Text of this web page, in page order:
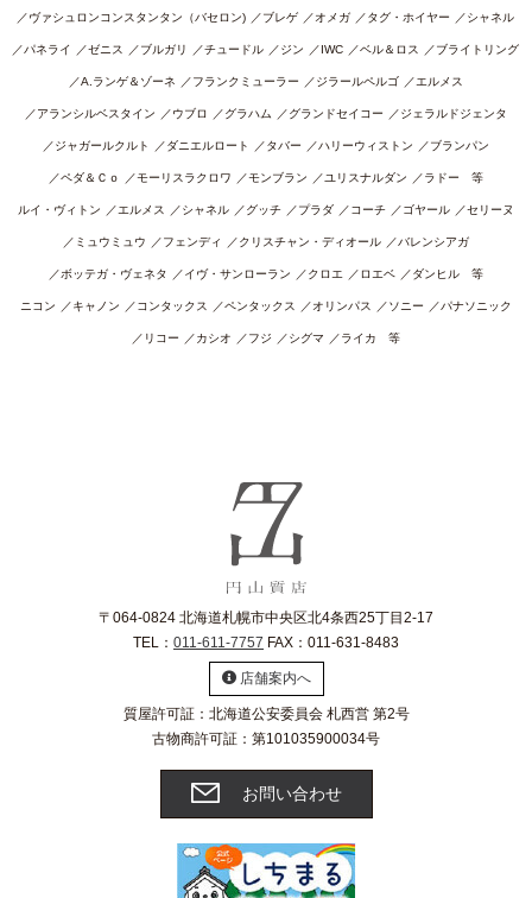
ヴァシュロンコンスタンタン（バセロン) ブレゲ オメガ タグ・ホイヤー シャネル
パネライ ゼニス ブルガリ チュードル ジン IWC ベル＆ロス ブライトリング
A.ランゲ＆ゾーネ フランクミューラー ジラールペルゴ エルメス
アランシルベスタイン ウブロ グラハム グランドセイコー ジェラルドジェンタ
ジャガールクルト ダニエルロート タバー ハリーウィストン ブランパン
ペダ＆Ｃｏ モーリスラクロワ モンブラン ユリスナルダン ラドー 等
ルイ・ヴィトン エルメス シャネル グッチ プラダ コーチ ゴヤール セリーヌ
ミュウミュウ フェンディ クリスチャン・ディオール バレンシアガ
ボッテガ・ヴェネタ イヴ・サンローラン クロエ ロエベ ダンヒル 等
ニコン キャノン コンタックス ペンタックス オリンパス ソニー パナソニック
リコー カシオ フジ シグマ ライカ 等
〒064-0824 北海道札幌市中央区北4条西25丁目2-17
TEL： 011-611-7757 FAX：011-631-8483
店舗案内へ
質屋許可証：北海道公安委員会 札西営 第2号
古物商許可証：第101035900034号
お問い合わせ